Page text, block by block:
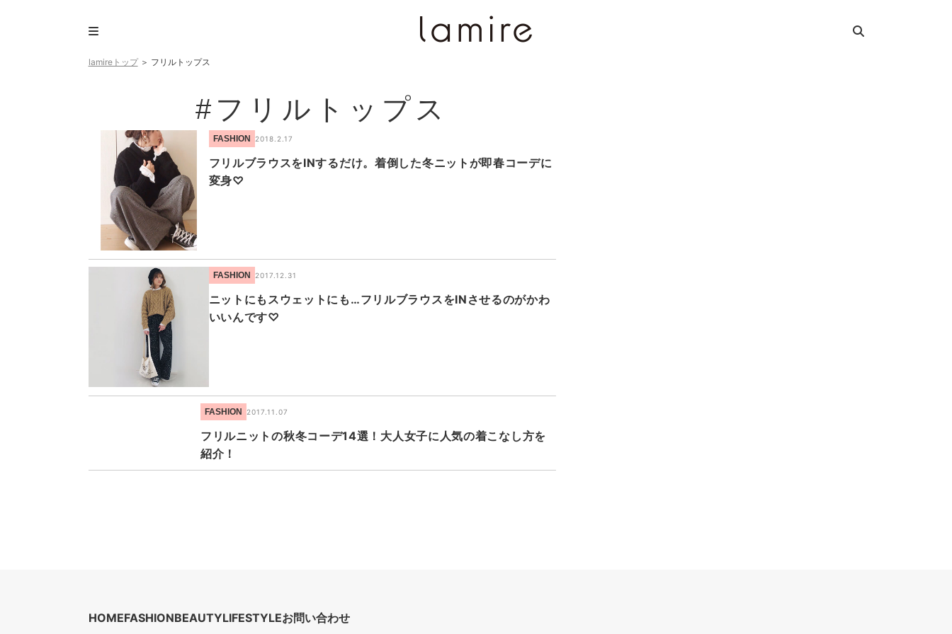
lamireトップ＞ フリルトップス
#フリルトップス
FASHION 2018.2.17
フリルブラウスをINするだけ。着倒した冬ニットが即春コーデに
変身♡
FASHION 2017.12.31
ニットにもスウェットにも…フリルブラウスをINさせるのがかわ
いいんです♡
FASHION 2017.11.07
フリルニットの秋冬コーデ14選！大人女子に人気の着こなし方を
紹介！
HOMEFASHIONBEAUTYLIFESTYLEお問い合わせ